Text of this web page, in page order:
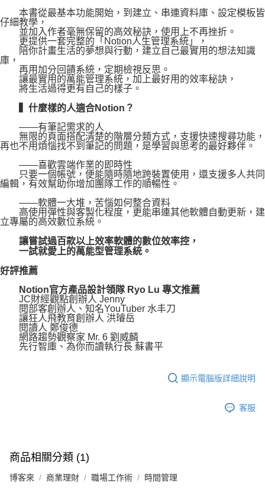
本書從最基本功能開始，到建立、串連資料庫、設定模板皆
仔細教學，
並加入作者毫無保留的高效秘訣，使用上不再挫折。
更提供一套完整的「Notion人生管理系統」，
陪你計畫生活的夢想與行動，建立自己最實用的想法知識
庫，
再用加分回饋系統，定期檢視反思。
讓最實用的萬能管理系統，加上最好用的效率秘訣，
將生活過得更有自己的樣子。
▍什麼樣的人適合Notion？
——有筆記需求的人
無限的頁面搭配清楚的階層分類方式，支援快速搜尋功能，
再也不用煩惱找不到筆記的問題，是學習與思考的最好夥伴。
——喜歡雲端作業的即時性
只要一個帳號，便能隨時隨地跨裝置使用，還支援多人共同
編輯，有效幫助你增加團隊工作的順暢性。
——軟體一大堆，苦惱如何整合資料
高使用彈性與客製化程度，更能串連其他軟體自動更新，建
立專屬的高效數位系統。
讓嘗試過百款以上效率軟體的數位效率控，
一試就愛上的萬能型管理系統。
好評推薦
Notion官方產品設計領隊 Ryo Lu 專文推薦
JC財經觀點創辦人 Jenny
閱部客創辦人、知名YouTuber 水丰刀
讓狂人飛教育創辦人 洪璿岳
閱讀人 鄭俊德
網路趨勢觀察家 Mr. 6 劉威麟
先行智庫、為你而讀執行長 蘇書平
顯示電腦版詳細說明
客服
商品相關分類 (1)
博客來 商業理財 職場工作術 時間管理